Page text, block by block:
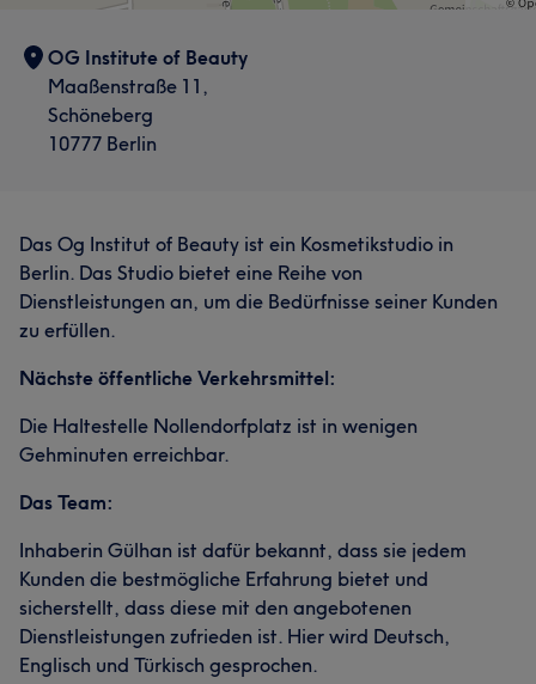
Was unsere Kunden über Güli sagen
Professionell 5
OG Institute of Beauty
Maaßenstraße 11,
Schöneberg
10777 Berlin
Das Og Institut of Beauty ist ein Kosmetikstudio in
Berlin. Das Studio bietet eine Reihe von
Dienstleistungen an, um die Bedürfnisse seiner Kunden
zu erfüllen.
Nächste öffentliche Verkehrsmittel:
Die Haltestelle Nollendorfplatz ist in wenigen
Gehminuten erreichbar.
Das Team:
Inhaberin Gülhan ist dafür bekannt, dass sie jedem
Kunden die bestmögliche Erfahrung bietet und
sicherstellt, dass diese mit den angebotenen
Dienstleistungen zufrieden ist. Hier wird Deutsch,
Englisch und Türkisch gesprochen.